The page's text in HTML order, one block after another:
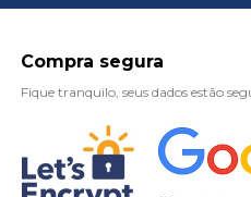
Compra segura
Fique tranquilo, seus dados estão